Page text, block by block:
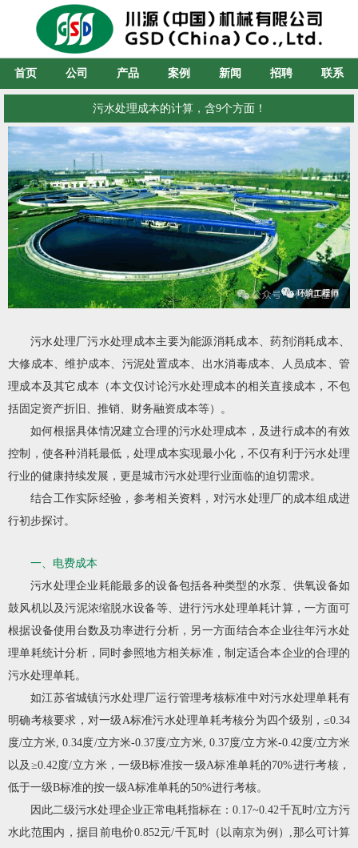
首页 公司 产品 案例 新闻 招聘 联系
污水处理成本的计算，含9个方面！
污水处理厂污水处理成本主要为能源消耗成本、药剂消耗成本、
大修成本、维护成本、污泥处置成本、出水消毒成本、人员成本、管
理成本及其它成本（本文仅讨论污水处理成本的相关直接成本，不包
括固定资产折旧、推销、财务融资成本等）。
如何根据具体情况建立合理的污水处理成本，及进行成本的有效
控制，使各种消耗最低，处理成本实现最小化，不仅有利于污水处理
行业的健康持续发展，更是城市污水处理行业面临的迫切需求。
结合工作实际经验，参考相关资料，对污水处理厂的成本组成进
行初步探讨。
一、电费成本
污水处理企业耗能最多的设备包括各种类型的水泵、供氧设备如
鼓风机以及污泥浓缩脱水设备等、进行污水处理单耗计算，一方面可
根据设备使用台数及功率进行分析，另一方面结合本企业往年污水处
理单耗统计分析，同时参照地方相关标准，制定适合本企业的合理的
污水处理单耗。
如江苏省城镇污水处理厂运行管理考核标准中对污水处理单耗有
明确考核要求，对一级A标准污水处理单耗考核分为四个级别，≤0.34
度/立方米, 0.34度/立方米-0.37度/立方米, 0.37度/立方米-0.42度/立方米
以及≥0.42度/立方米，一级B标准按一级A标准单耗的70%进行考核，
低于一级B标准的按一级A标准单耗的50%进行考核。
因此二级污水处理企业正常电耗指标在：0.17~0.42千瓦时/立方污
水此范围内，据目前电价0.852元/千瓦时（以南京为例）,那么可计算